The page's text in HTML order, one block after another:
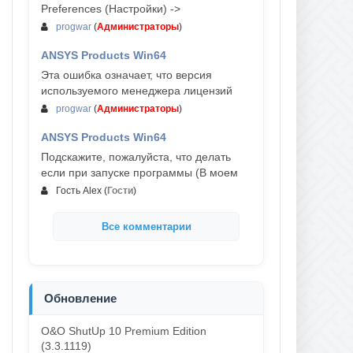
Preferences (Настройки) ->
progwar (Администраторы)
ANSYS Products Win64
Эта ошибка означает, что версия
используемого менеджера лицензий
progwar (Администраторы)
ANSYS Products Win64
Подскажите, пожалуйста, что делать
если при запуске программы (В моем
Гость Alex (Гости)
Все комментарии
Обновление
O&O ShutUp 10 Premium Edition
(3.3.1119)